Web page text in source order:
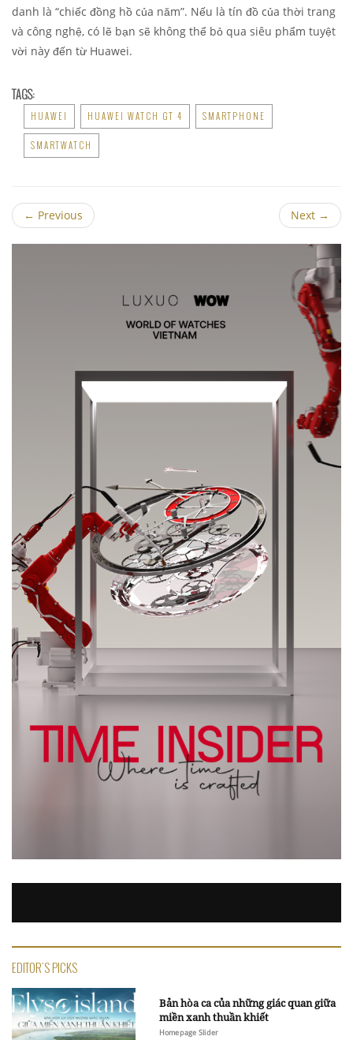
danh là “chiếc đồng hồ của năm”. Nếu là tín đồ của thời trang
và công nghệ, có lẽ bạn sẽ không thể bỏ qua siêu phẩm tuyệt
vời này đến từ Huawei.
TAGS:
HUAWEI HUAWEI WATCH GT 4 SMARTPHONE
SMARTWATCH
← Previous Next →
EDITOR'S PICKS
Bản hòa ca của những giác quan giữa
miền xanh thuần khiết
Homepage Slider